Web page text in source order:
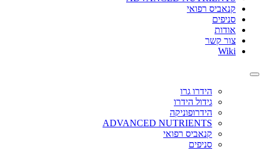
קנאביס רפואי
סניפים
אודות
צור קשר
Wiki
Toggle
הידרו גרו
גידול הידרו
הידרופוניקה
ADVANCED NUTRIENTS
קנאביס רפואי
סניפים
כל